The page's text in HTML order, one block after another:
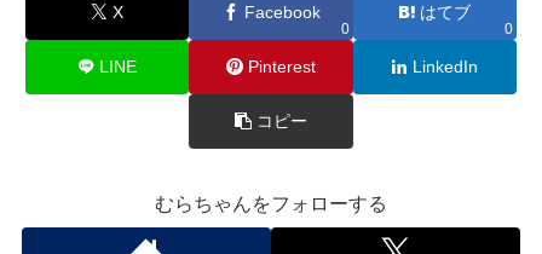
X Facebook
0
はてブ
0
LINE Pinterest LinkedIn
コピー
むらちゃんをフォローする